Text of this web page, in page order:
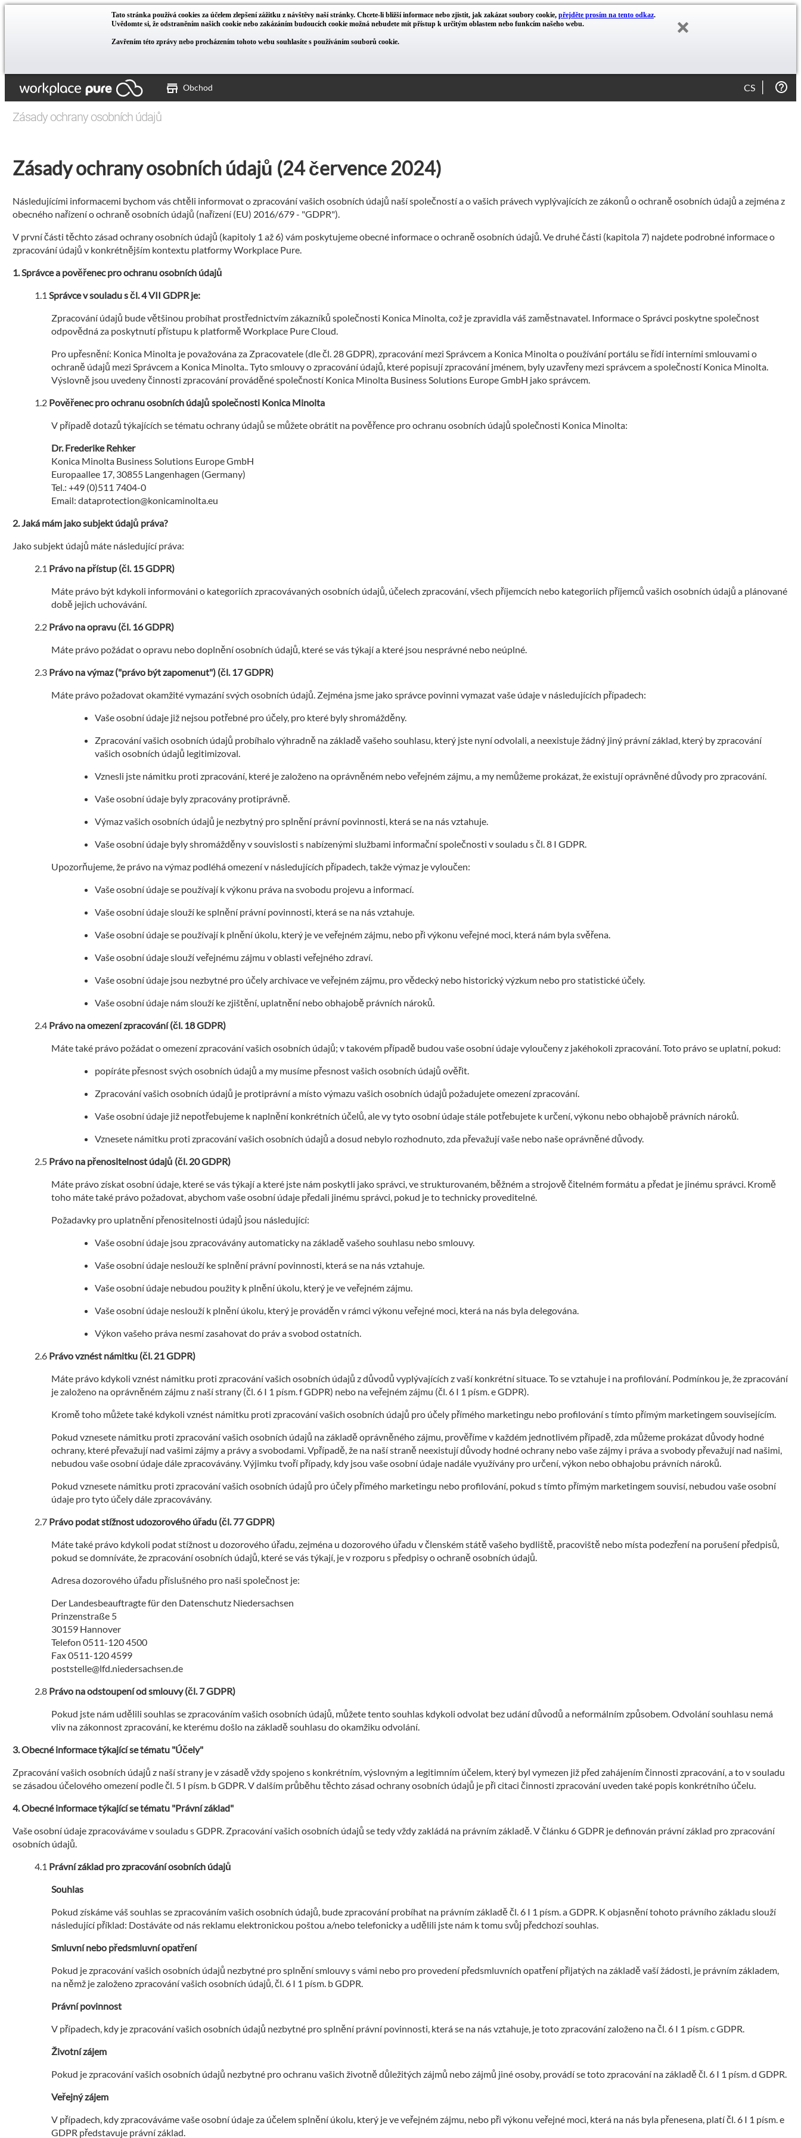
Tato stránka používá cookies za účelem zlepšení zážitku z návštěvy naší stránky. Chcete-li bližší informace nebo zjistit, jak zakázat soubory cookie, přejděte prosím na tento odkaz.
Uvědomte si, že odstraněním našich cookie nebo zakázáním budoucích cookie možná nebudete mít přístup k určitým oblastem nebo funkcím našeho webu.
Zavřením této zprávy nebo procházením tohoto webu souhlasíte s používáním souborů cookie.
Obchod CS
Zásady ochrany osobních údajů
Zásady ochrany osobních údajů (24 července 2024)
Následujícími informacemi bychom vás chtěli informovat o zpracování vašich osobních údajů naší společností a o vašich právech vyplývajících ze zákonů o ochraně osobních údajů a zejména z
obecného nařízení o ochraně osobních údajů (nařízení (EU) 2016/679 - "GDPR").
V první části těchto zásad ochrany osobních údajů (kapitoly 1 až 6) vám poskytujeme obecné informace o ochraně osobních údajů. Ve druhé části (kapitola 7) najdete podrobné informace o
zpracování údajů v konkrétnějším kontextu platformy Workplace Pure.
Správce a pověřenec pro ochranu osobních údajů
Správce v souladu s čl. 4 VII GDPR je:
Zpracování údajů bude většinou probíhat prostřednictvím zákazníků společnosti Konica Minolta, což je zpravidla váš zaměstnavatel. Informace o Správci poskytne společnost
odpovědná za poskytnutí přístupu k platformě Workplace Pure Cloud.
Pro upřesnění: Konica Minolta je považována za Zpracovatele (dle čl. 28 GDPR), zpracování mezi Správcem a Konica Minolta o používání portálu se řídí interními smlouvami o
ochraně údajů mezi Správcem a Konica Minolta.. Tyto smlouvy o zpracování údajů, které popisují zpracování jménem, byly uzavřeny mezi správcem a společností Konica Minolta.
Výslovně jsou uvedeny činnosti zpracování prováděné společností Konica Minolta Business Solutions Europe GmbH jako správcem.
Pověřenec pro ochranu osobních údajů společnosti Konica Minolta
V případě dotazů týkajících se tématu ochrany údajů se můžete obrátit na pověřence pro ochranu osobních údajů společnosti Konica Minolta:
Dr. Frederike Rehker
Konica Minolta Business Solutions Europe GmbH
Europaallee 17, 30855 Langenhagen (Germany)
Tel.: +49 (0)511 7404-0
Email: dataprotection@konicaminolta.eu
Jaká mám jako subjekt údajů práva?
Jako subjekt údajů máte následující práva:
Právo na přístup (čl. 15 GDPR)
Máte právo být kdykoli informováni o kategoriích zpracovávaných osobních údajů, účelech zpracování, všech příjemcích nebo kategoriích příjemců vašich osobních údajů a plánované
době jejich uchovávání.
Právo na opravu (čl. 16 GDPR)
Máte právo požádat o opravu nebo doplnění osobních údajů, které se vás týkají a které jsou nesprávné nebo neúplné.
Právo na výmaz ("právo být zapomenut") (čl. 17 GDPR)
Máte právo požadovat okamžité vymazání svých osobních údajů. Zejména jsme jako správce povinni vymazat vaše údaje v následujících případech:
Vaše osobní údaje již nejsou potřebné pro účely, pro které byly shromážděny.
Zpracování vašich osobních údajů probíhalo výhradně na základě vašeho souhlasu, který jste nyní odvolali, a neexistuje žádný jiný právní základ, který by zpracování
vašich osobních údajů legitimizoval.
Vznesli jste námitku proti zpracování, které je založeno na oprávněném nebo veřejném zájmu, a my nemůžeme prokázat, že existují oprávněné důvody pro zpracování.
Vaše osobní údaje byly zpracovány protiprávně.
Výmaz vašich osobních údajů je nezbytný pro splnění právní povinnosti, která se na nás vztahuje.
Vaše osobní údaje byly shromážděny v souvislosti s nabízenými službami informační společnosti v souladu s čl. 8 I GDPR.
Upozorňujeme, že právo na výmaz podléhá omezení v následujících případech, takže výmaz je vyloučen:
Vaše osobní údaje se používají k výkonu práva na svobodu projevu a informací.
Vaše osobní údaje slouží ke splnění právní povinnosti, která se na nás vztahuje.
Vaše osobní údaje se používají k plnění úkolu, který je ve veřejném zájmu, nebo při výkonu veřejné moci, která nám byla svěřena.
Vaše osobní údaje slouží veřejnému zájmu v oblasti veřejného zdraví.
Vaše osobní údaje jsou nezbytné pro účely archivace ve veřejném zájmu, pro vědecký nebo historický výzkum nebo pro statistické účely.
Vaše osobní údaje nám slouží ke zjištění, uplatnění nebo obhajobě právních nároků.
Právo na omezení zpracování (čl. 18 GDPR)
Máte také právo požádat o omezení zpracování vašich osobních údajů; v takovém případě budou vaše osobní údaje vyloučeny z jakéhokoli zpracování. Toto právo se uplatní, pokud:
popíráte přesnost svých osobních údajů a my musíme přesnost vašich osobních údajů ověřit.
Zpracování vašich osobních údajů je protiprávní a místo výmazu vašich osobních údajů požadujete omezení zpracování.
Vaše osobní údaje již nepotřebujeme k naplnění konkrétních účelů, ale vy tyto osobní údaje stále potřebujete k určení, výkonu nebo obhajobě právních nároků.
Vznesete námitku proti zpracování vašich osobních údajů a dosud nebylo rozhodnuto, zda převažují vaše nebo naše oprávněné důvody.
Právo na přenositelnost údajů (čl. 20 GDPR)
Máte právo získat osobní údaje, které se vás týkají a které jste nám poskytli jako správci, ve strukturovaném, běžném a strojově čitelném formátu a předat je jinému správci. Kromě
toho máte také právo požadovat, abychom vaše osobní údaje předali jinému správci, pokud je to technicky proveditelné.
Požadavky pro uplatnění přenositelnosti údajů jsou následující:
Vaše osobní údaje jsou zpracovávány automaticky na základě vašeho souhlasu nebo smlouvy.
Vaše osobní údaje neslouží ke splnění právní povinnosti, která se na nás vztahuje.
Vaše osobní údaje nebudou použity k plnění úkolu, který je ve veřejném zájmu.
Vaše osobní údaje neslouží k plnění úkolu, který je prováděn v rámci výkonu veřejné moci, která na nás byla delegována.
Výkon vašeho práva nesmí zasahovat do práv a svobod ostatních.
Právo vznést námitku (čl. 21 GDPR)
Máte právo kdykoli vznést námitku proti zpracování vašich osobních údajů z důvodů vyplývajících z vaší konkrétní situace. To se vztahuje i na profilování. Podmínkou je, že zpracování
je založeno na oprávněném zájmu z naší strany (čl. 6 I 1 písm. f GDPR) nebo na veřejném zájmu (čl. 6 I 1 písm. e GDPR).
Kromě toho můžete také kdykoli vznést námitku proti zpracování vašich osobních údajů pro účely přímého marketingu nebo profilování s tímto přímým marketingem souvisejícím.
Pokud vznesete námitku proti zpracování vašich osobních údajů na základě oprávněného zájmu, prověříme v každém jednotlivém případě, zda můžeme prokázat důvody hodné
ochrany, které převažují nad vašimi zájmy a právy a svobodami. Vpřípadě, že na naší straně neexistují důvody hodné ochrany nebo vaše zájmy i práva a svobody převažují nad našimi,
nebudou vaše osobní údaje dále zpracovávány. Výjimku tvoří případy, kdy jsou vaše osobní údaje nadále využívány pro určení, výkon nebo obhajobu právních nároků.
Pokud vznesete námitku proti zpracování vašich osobních údajů pro účely přímého marketingu nebo profilování, pokud s tímto přímým marketingem souvisí, nebudou vaše osobní
údaje pro tyto účely dále zpracovávány.
Právo podat stížnost udozorového úřadu (čl. 77 GDPR)
Máte také právo kdykoli podat stížnost u dozorového úřadu, zejména u dozorového úřadu v členském státě vašeho bydliště, pracoviště nebo místa podezření na porušení předpisů,
pokud se domníváte, že zpracování osobních údajů, které se vás týkají, je v rozporu s předpisy o ochraně osobních údajů.
Adresa dozorového úřadu příslušného pro naši společnost je:
Der Landesbeauftragte für den Datenschutz Niedersachsen
Prinzenstraße 5
30159 Hannover
Telefon 0511-120 4500
Fax 0511-120 4599
poststelle@lfd.niedersachsen.de
Právo na odstoupení od smlouvy (čl. 7 GDPR)
Pokud jste nám udělili souhlas se zpracováním vašich osobních údajů, můžete tento souhlas kdykoli odvolat bez udání důvodů a neformálním způsobem. Odvolání souhlasu nemá
vliv na zákonnost zpracování, ke kterému došlo na základě souhlasu do okamžiku odvolání.
Obecné informace týkající se tématu "Účely"
Zpracování vašich osobních údajů z naší strany je v zásadě vždy spojeno s konkrétním, výslovným a legitimním účelem, který byl vymezen již před zahájením činnosti zpracování, a to v souladu
se zásadou účelového omezení podle čl. 5 I písm. b GDPR. V dalším průběhu těchto zásad ochrany osobních údajů je při citaci činnosti zpracování uveden také popis konkrétního účelu.
Obecné informace týkající se tématu "Právní základ"
Vaše osobní údaje zpracováváme v souladu s GDPR. Zpracování vašich osobních údajů se tedy vždy zakládá na právním základě. V článku 6 GDPR je definován právní základ pro zpracování
osobních údajů.
Právní základ pro zpracování osobních údajů
Souhlas
Pokud získáme váš souhlas se zpracováním vašich osobních údajů, bude zpracování probíhat na právním základě čl. 6 I 1 písm. a GDPR. K objasnění tohoto právního základu slouží
následující příklad: Dostáváte od nás reklamu elektronickou poštou a/nebo telefonicky a udělili jste nám k tomu svůj předchozí souhlas.
Smluvní nebo předsmluvní opatření
Pokud je zpracování vašich osobních údajů nezbytné pro splnění smlouvy s vámi nebo pro provedení předsmluvních opatření přijatých na základě vaší žádosti, je právním základem,
na němž je založeno zpracování vašich osobních údajů, čl. 6 I 1 písm. b GDPR.
Právní povinnost
V případech, kdy je zpracování vašich osobních údajů nezbytné pro splnění právní povinnosti, která se na nás vztahuje, je toto zpracování založeno na čl. 6 I 1 písm. c GDPR.
Životní zájem
Pokud je zpracování vašich osobních údajů nezbytné pro ochranu vašich životně důležitých zájmů nebo zájmů jiné osoby, provádí se toto zpracování na základě čl. 6 I 1 písm. d GDPR.
Veřejný zájem
V případech, kdy zpracováváme vaše osobní údaje za účelem splnění úkolu, který je ve veřejném zájmu, nebo při výkonu veřejné moci, která na nás byla přenesena, platí čl. 6 I 1 písm. e
GDPR představuje právní základ.